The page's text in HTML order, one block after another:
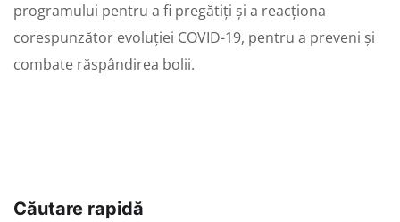
programului pentru a fi pregătiți și a reacționa
corespunzător evoluției COVID-19, pentru a preveni și
combate răspândirea bolii.
Căutare rapidă